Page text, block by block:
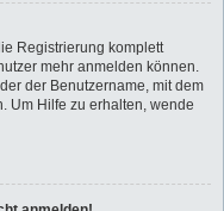
Registrierung komplett
mehr anmelden können.
der Benutzername, mit dem
Um Hilfe zu erhalten, wende